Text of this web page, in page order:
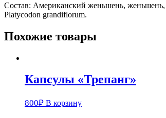
Состав: Американский женьшень, женьшень,
Platycodon grandiflorum.
Похожие товары
Капсулы «Трепанг»
800₽ В корзину